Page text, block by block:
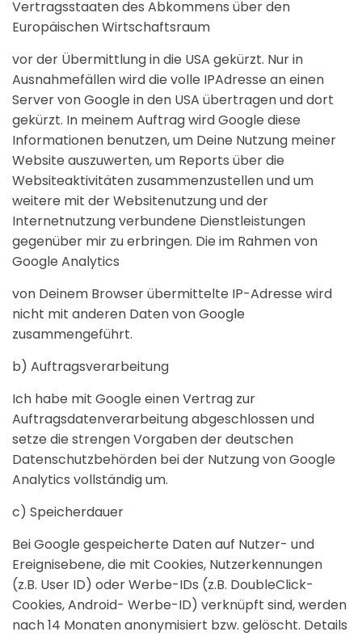
Vertragsstaaten des Abkommens über den
Europäischen Wirtschaftsraum
vor der Übermittlung in die USA gekürzt. Nur in
Ausnahmefällen wird die volle IPAdresse an einen
Server von Google in den USA übertragen und dort
gekürzt. In meinem Auftrag wird Google diese
Informationen benutzen, um Deine Nutzung meiner
Website auszuwerten, um Reports über die
Websiteaktivitäten zusammenzustellen und um
weitere mit der Websitenutzung und der
Internetnutzung verbundene Dienstleistungen
gegenüber mir zu erbringen. Die im Rahmen von
Google Analytics
von Deinem Browser übermittelte IP-Adresse wird
nicht mit anderen Daten von Google
zusammengeführt.
b) Auftragsverarbeitung
Ich habe mit Google einen Vertrag zur
Auftragsdatenverarbeitung abgeschlossen und
setze die strengen Vorgaben der deutschen
Datenschutzbehörden bei der Nutzung von Google
Analytics vollständig um.
c) Speicherdauer
Bei Google gespeicherte Daten auf Nutzer- und
Ereignisebene, die mit Cookies, Nutzerkennungen
(z.B. User ID) oder Werbe-IDs (z.B. DoubleClick-
Cookies, Android- Werbe-ID) verknüpft sind, werden
nach 14 Monaten anonymisiert bzw. gelöscht. Details